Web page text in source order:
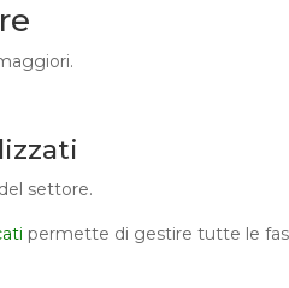
settore.
permette di gestire tutte le